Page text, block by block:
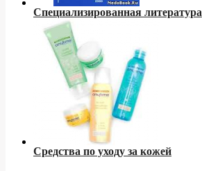
Специализированная литература
Средства по уходу за кожей